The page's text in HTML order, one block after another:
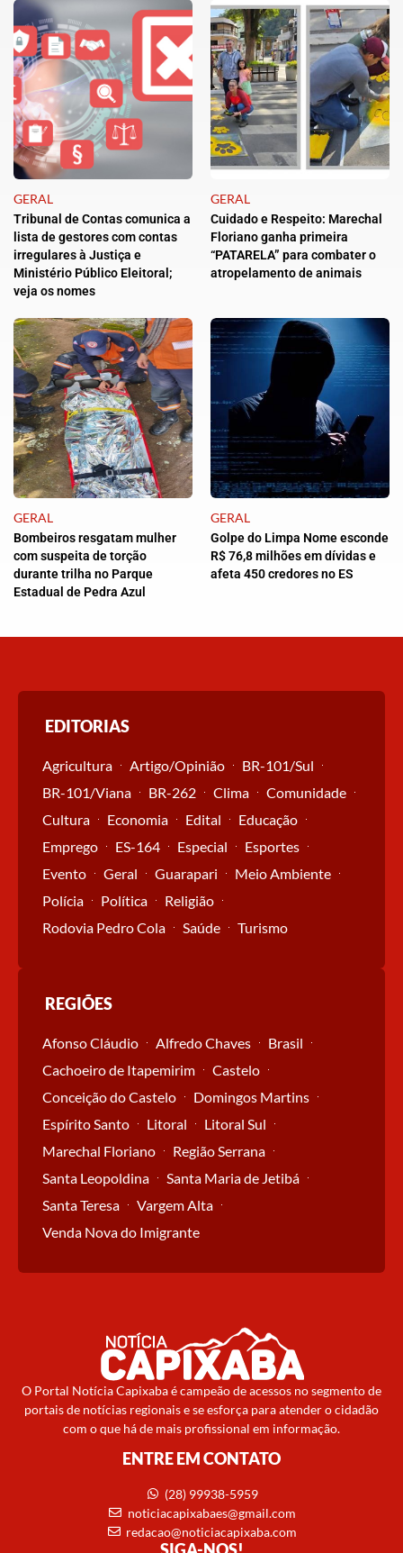
GERAL
Tribunal de Contas comunica a
lista de gestores com contas
irregulares à Justiça e
Ministério Público Eleitoral;
veja os nomes
GERAL
Cuidado e Respeito: Marechal
Floriano ganha primeira
“PATARELA” para combater o
atropelamento de animais
GERAL
Bombeiros resgatam mulher
com suspeita de torção
durante trilha no Parque
Estadual de Pedra Azul
GERAL
Golpe do Limpa Nome esconde
R$ 76,8 milhões em dívidas e
afeta 450 credores no ES
EDITORIAS
Agricultura Artigo/Opinião
BR-101/Sul
BR-101/Viana
BR-262 Clima
Comunidade
Cultura
Economia Edital
Educação
Emprego
ES-164 Especial
Esportes
Evento
Geral Guarapari
Meio Ambiente
Polícia
Política
Religião
Rodovia Pedro Cola
Saúde Turismo
REGIÕES
Afonso Cláudio Alfredo Chaves
Brasil
Cachoeiro de Itapemirim
Castelo
Conceição do Castelo
Domingos Martins
Espírito Santo
Litoral
Litoral Sul
Marechal Floriano
Região Serrana
Santa Leopoldina
Santa Maria de Jetibá
Santa Teresa
Vargem Alta
Venda Nova do Imigrante
O Portal Notícia Capixaba é campeão de acessos no segmento de
portais de notícias regionais e se esforça para atender o cidadão
com o que há de mais profissional em informação.
ENTRE EM CONTATO
(28) 99938-5959
noticiacapixabaes@gmail.com
redacao@noticiacapixaba.com